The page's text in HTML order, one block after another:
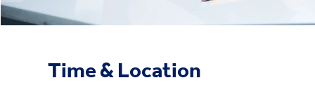
Time & Location